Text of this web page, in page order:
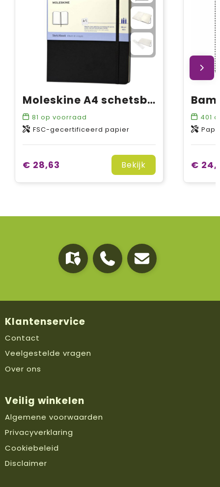
Moleskine A4 schetsboek
81 op voorraad
FSC-gecertificeerd papier
€ 28,63 Bekijk
401
€
Klantenservice
Contact
Veelgestelde vragen
Over ons
Veilig winkelen
Algemene voorwaarden
Privacyverklaring
Cookiebeleid
Disclaimer